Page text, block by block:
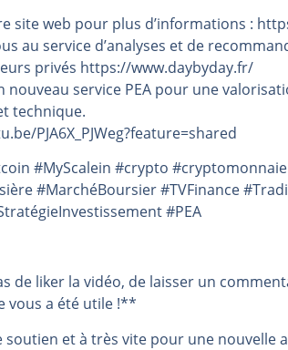
site web pour plus d’informations :
au service d’analyses et de
privés https://www.daybyday.fr/
nouveau service PEA pour une
technique.
PJA6X_PJWeg?feature=shared
#MyScalein #crypto
#MarchéBoursier #TVFinance
#PEA
de liker la vidéo, de laisser un
vous a été utile !**
soutien et à très vite pour une nouvelle